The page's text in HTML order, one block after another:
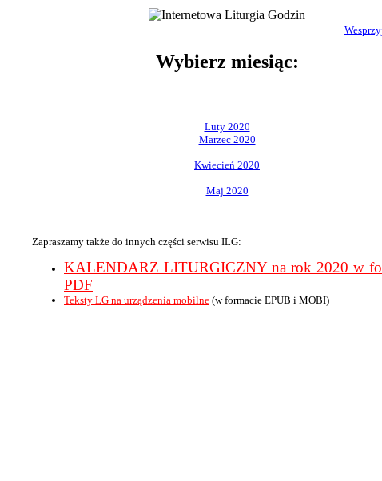
Wybierz miesiąc:
Luty 2020
Marzec 2020
Kwiecień 2020
Maj 2020
Zapraszamy także do innych części serwisu ILG:
KALENDARZ LITURGICZNY na rok 2020 w
PDF
Teksty LG na urządzenia mobilne (w formacie EPUB i MOBI)